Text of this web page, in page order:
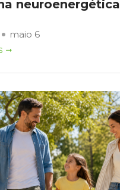
neuroenergética
maio 6